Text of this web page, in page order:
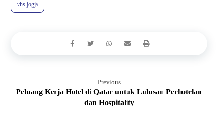
vhs jogja
Previous
Peluang Kerja Hotel di Qatar untuk Lulusan Perhotelan
dan Hospitality